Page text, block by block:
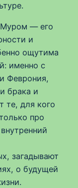
Муром — его
и
ощутима
именно с
Феврония,
брака и
те, для кого
про
загадывают
о будущей